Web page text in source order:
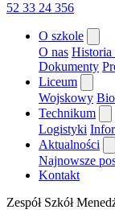
52 33 24 356
O szkole
O nas Historia
Dokumenty
Liceum
Wojskowy
Technikum
Logistyki
Aktualności
Najnowsze
Kontakt
Zespół Szkół